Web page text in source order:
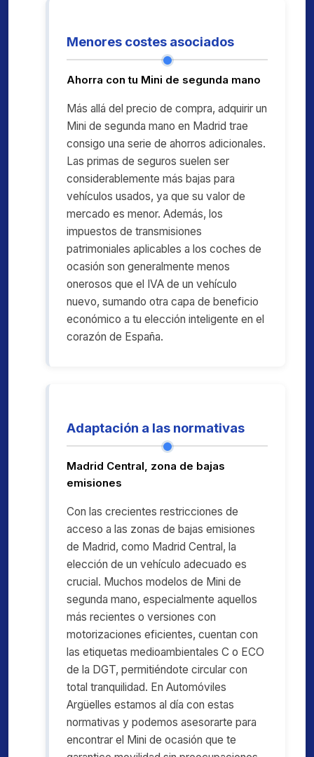
Menores costes asociados
Ahorra con tu Mini de segunda mano
Más allá del precio de compra, adquirir un
Mini de segunda mano en Madrid trae
consigo una serie de ahorros adicionales.
Las primas de seguros suelen ser
considerablemente más bajas para
vehículos usados, ya que su valor de
mercado es menor. Además, los
impuestos de transmisiones
patrimoniales aplicables a los coches de
ocasión son generalmente menos
onerosos que el IVA de un vehículo
nuevo, sumando otra capa de beneficio
económico a tu elección inteligente en el
corazón de España.
Adaptación a las normativas
Madrid Central, zona de bajas
emisiones
Con las crecientes restricciones de
acceso a las zonas de bajas emisiones
de Madrid, como Madrid Central, la
elección de un vehículo adecuado es
crucial. Muchos modelos de Mini de
segunda mano, especialmente aquellos
más recientes o versiones con
motorizaciones eficientes, cuentan con
las etiquetas medioambientales C o ECO
de la DGT, permitiéndote circular con
total tranquilidad. En Automóviles
Argüelles estamos al día con estas
normativas y podemos asesorarte para
encontrar el Mini de ocasión que te